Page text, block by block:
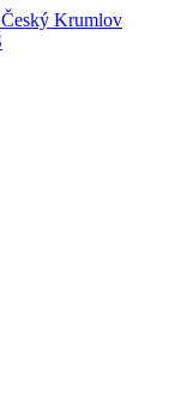
Krumlov